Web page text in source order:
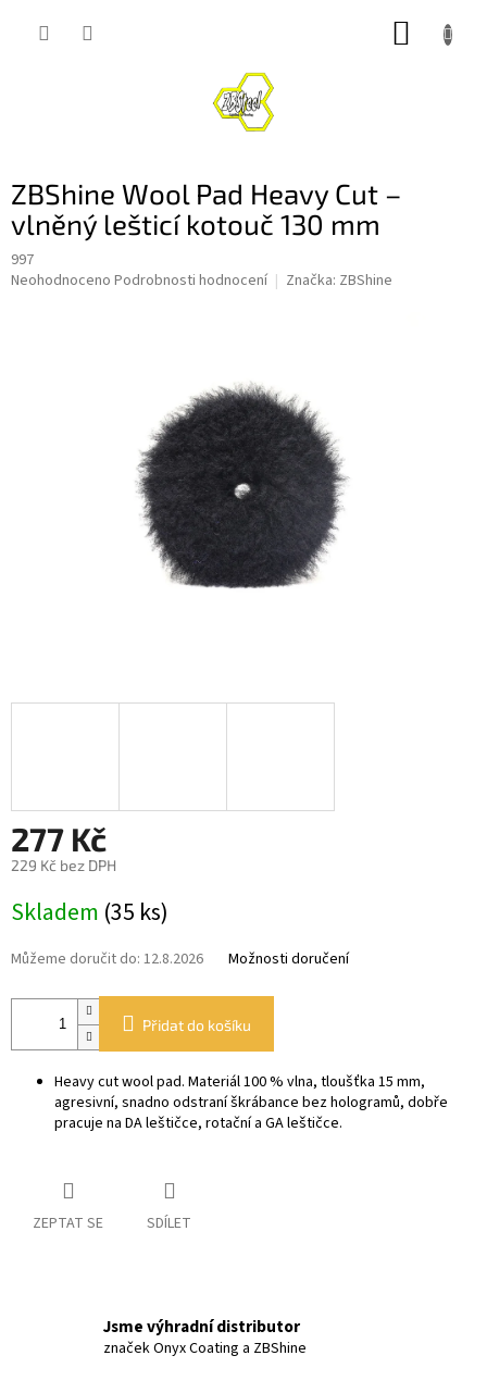
ZBShine Wool Pad Heavy Cut –
vlněný lešticí kotouč 130 mm
997
Průměrné
Neohodnoceno Podrobnosti hodnocení Značka: ZBShine
277 Kč
229 Kč bez DPH
cena:
Skladem (35 ks)
Můžeme doručit do: 12.8.2026 Možnosti doručení
Přidat do košíku
Heavy cut wool pad. Materiál 100 % vlna, tloušťka 15 mm,
agresivní, snadno odstraní škrábance bez hologramů, dobře
pracuje na DA leštičce, rotační a GA leštičce.
ZEPTAT SE SDÍLET
Jsme výhradní distributor
značek Onyx Coating a ZBShine